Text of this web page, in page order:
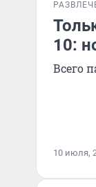
10:
Всего
10 июля,